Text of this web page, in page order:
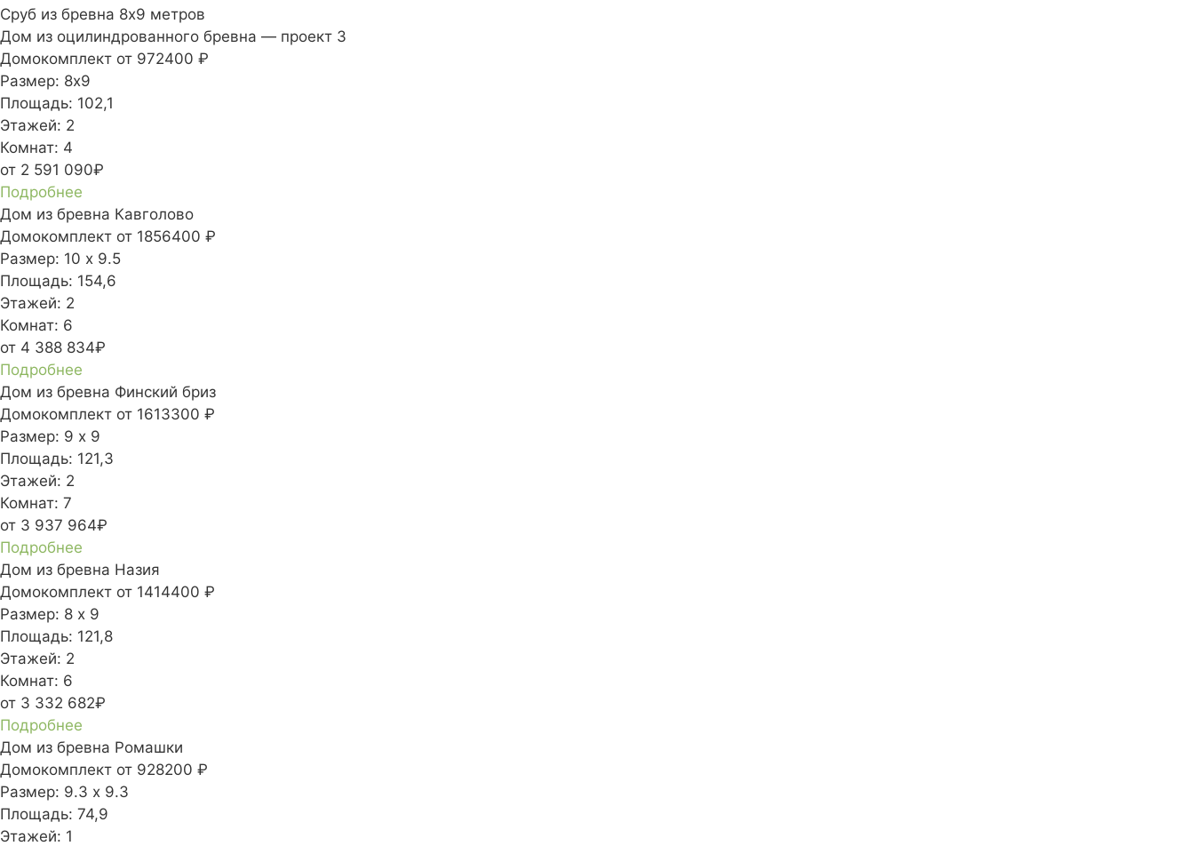
Сруб из бревна 8х9 метров
Дом из оцилиндрованного бревна — проект 3
Домокомплект от 972400 ₽
Размер: 8х9
Площадь: 102,1
Этажей: 2
Комнат: 4
от 2 591 090₽
Подробнее
Дом из бревна Кавголово
Домокомплект от 1856400 ₽
Размер: 10 х 9.5
Площадь: 154,6
Этажей: 2
Комнат: 6
от 4 388 834₽
Подробнее
Дом из бревна Финский бриз
Домокомплект от 1613300 ₽
Размер: 9 х 9
Площадь: 121,3
Этажей: 2
Комнат: 7
от 3 937 964₽
Подробнее
Дом из бревна Назия
Домокомплект от 1414400 ₽
Размер: 8 х 9
Площадь: 121,8
Этажей: 2
Комнат: 6
от 3 332 682₽
Подробнее
Дом из бревна Ромашки
Домокомплект от 928200 ₽
Размер: 9.3 х 9.3
Площадь: 74,9
Этажей: 1